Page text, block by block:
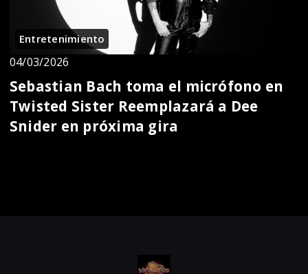
Entretenimiento
04/03/2026
Sebastian Bach toma el micrófono en
Twisted Sister Reemplazará a Dee
Snider en próxima gira